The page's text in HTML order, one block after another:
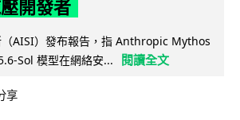
開發者
AISI）發布報告，指 Anthropic Mythos
Sol 模型在網絡安...
閱讀全文
享